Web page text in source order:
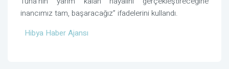
inancımız tam, başaracağız” ifadelerini kullandı.
Hibya Haber Ajansı